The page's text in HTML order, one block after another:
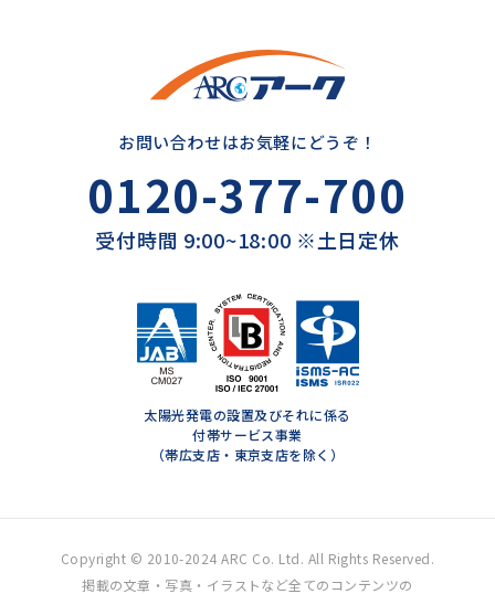
お問い合わせはお気軽にどうぞ！
0120-377-700
受付時間 9:00~18:00 ※土日定休
太陽光発電の設置及びそれに係る
付帯サービス事業
（帯広支店・東京支店を除く）
Copyright © 2010-2024 ARC Co. Ltd. All Rights Reserved.
掲載の文章・写真・イラストなど全てのコンテンツの